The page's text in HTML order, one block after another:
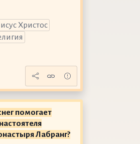
Христос
помогает
Лабранг?